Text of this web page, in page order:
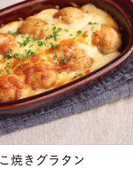
焼きグラタン